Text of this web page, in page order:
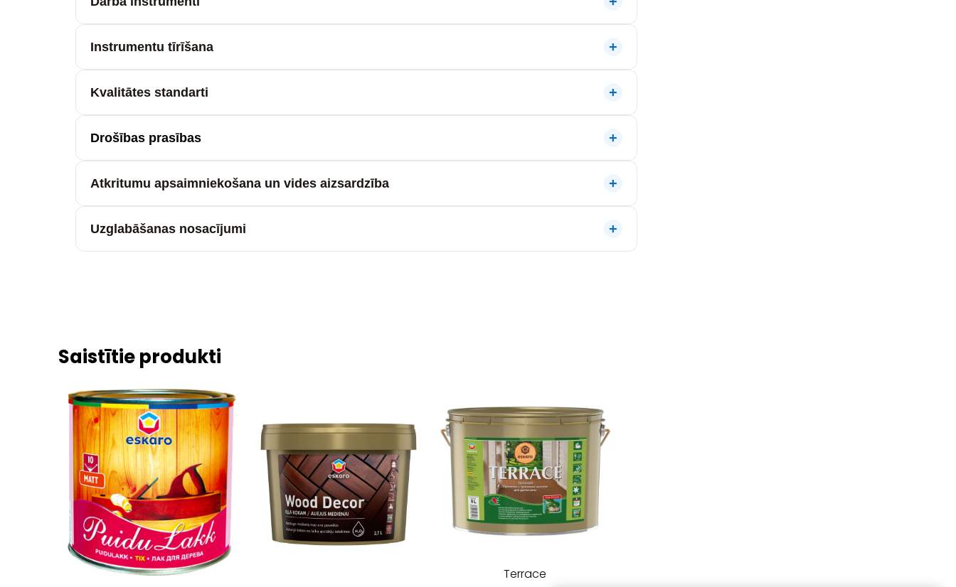
Instrumentu tīrīšana
Kvalitātes standarti
Drošības prasības
Atkritumu apsaimniekošana un vides aizsardzība
Uzglabāšanas nosacījumi
Saistītie produkti
Terrace